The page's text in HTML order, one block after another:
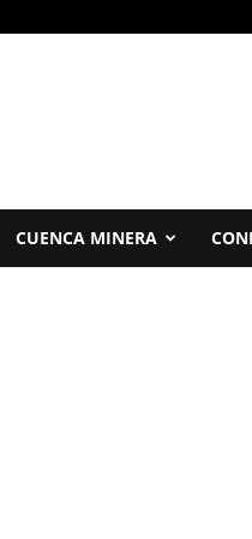
CUENCA MINERA